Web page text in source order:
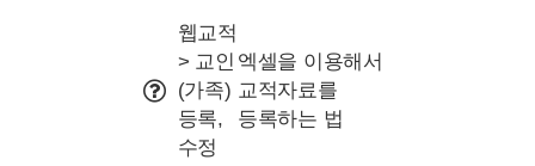
웹교적
> 교인
(가족)
등록,
수정
엑셀을 이용해서
교적자료를
등록하는 법